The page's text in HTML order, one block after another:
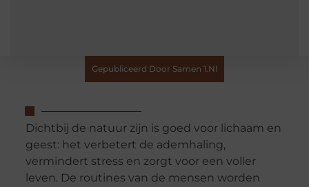
Gepubliceerd Door Samen 1.nl
Dichtbij de natuur zijn is goed voor lichaam en
geest: het verbetert de ademhaling,
vermindert stress en zorgt voor een voller
leven. De routines van de mensen worden